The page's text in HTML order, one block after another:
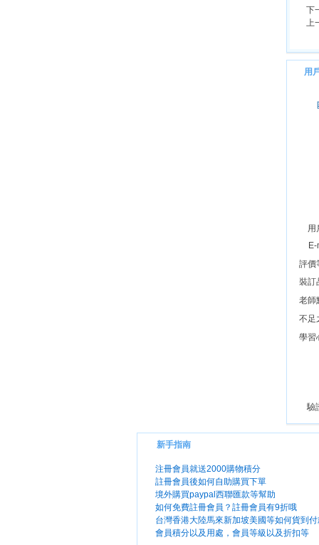
下
上
用
用
E-
評價
裝訂
老師
不足
學習
驗
新手指南
注冊會員就送2000購物積分
註冊會員後如何自助購買下單
境外購買paypal西聯匯款等幫助
如何免費註冊會員？註冊會員有9折哦
台灣香港大陸馬來新加坡美國等如何貨到付
會員積分以及用處，會員等級以及折扣等